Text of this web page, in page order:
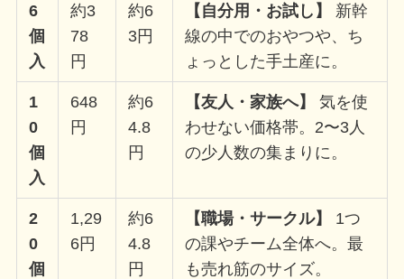
6
個
入
約3
78
円
約6
3円
【自分用・お試し】
新幹
線の中でのおやつや、ち
ょっとした手土産に。
1
0
個
入
648
円
約6
4.8
円
【友人・家族へ】
気を使
わせない価格帯。2〜3人
の少人数の集まりに。
2
0
個
1,29
6円
約6
4.8
円
【職場・サークル】
1つ
の課やチーム全体へ。最
も売れ筋のサイズ。